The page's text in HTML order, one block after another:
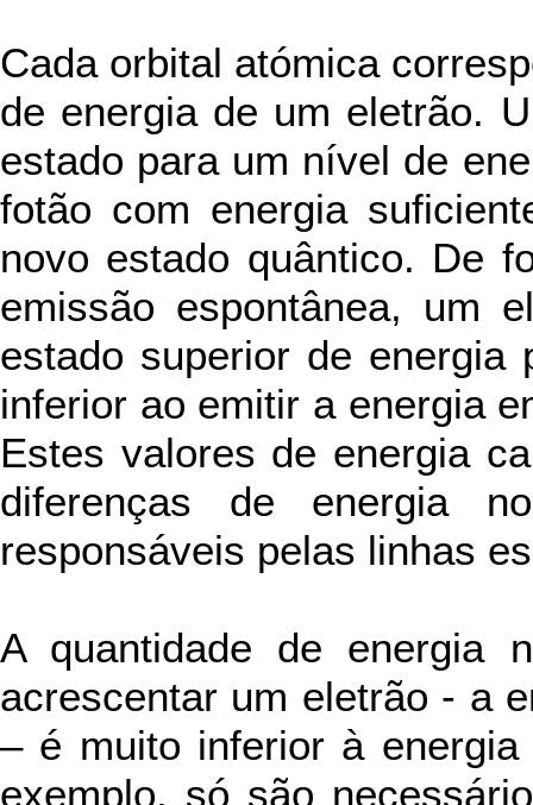
Cada orbital atómica
de energia de um eletrão.
estado para um nível de
fotão com energia
novo estado quântico. De
emissão espontânea, um
estado superior de energia
inferior ao emitir a energia
Estes valores de energia
diferenças de energia
responsáveis pelas linhas
A quantidade de energia
acrescentar um eletrão - a
– é muito inferior à
exemplo, só são